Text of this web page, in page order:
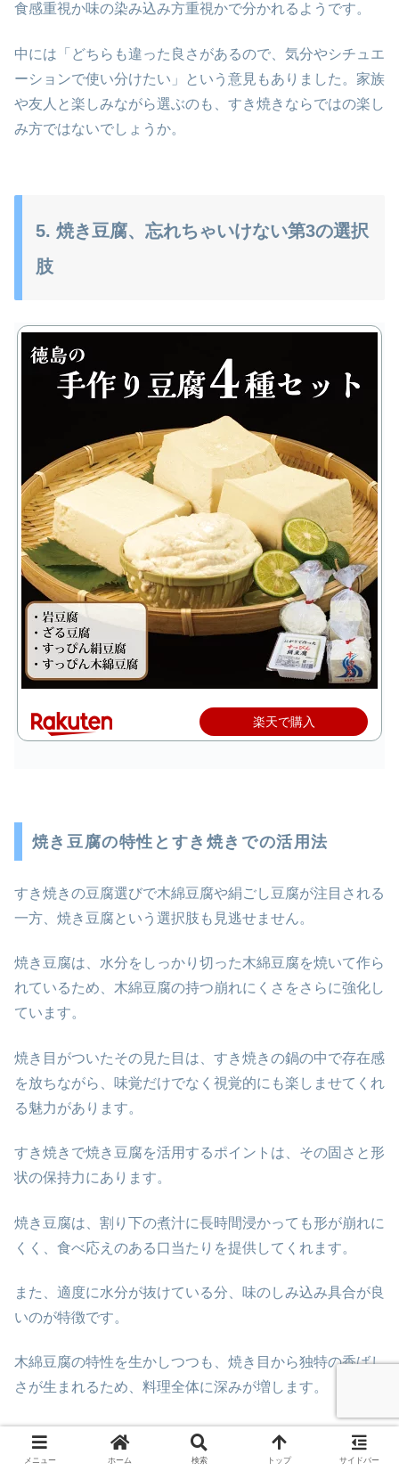
食感重視か味の染み込み方重視かで分かれるようです。
中には「どちらも違った良さがあるので、気分やシチュエ
ーションで使い分けたい」という意見もありました。家族
や友人と楽しみながら選ぶのも、すき焼きならではの楽し
み方ではないでしょうか。
5. 焼き豆腐、忘れちゃいけない第3の選択
肢
楽天で購入
焼き豆腐の特性とすき焼きでの活用法
すき焼きの豆腐選びで木綿豆腐や絹ごし豆腐が注目される
一方、焼き豆腐という選択肢も見逃せません。
焼き豆腐は、水分をしっかり切った木綿豆腐を焼いて作ら
れているため、木綿豆腐の持つ崩れにくさをさらに強化し
ています。
焼き目がついたその見た目は、すき焼きの鍋の中で存在感
を放ちながら、味覚だけでなく視覚的にも楽しませてくれ
る魅力があります。
すき焼きで焼き豆腐を活用するポイントは、その固さと形
状の保持力にあります。
焼き豆腐は、割り下の煮汁に長時間浸かっても形が崩れに
くく、食べ応えのある口当たりを提供してくれます。
また、適度に水分が抜けている分、味のしみ込み具合が良
いのが特徴です。
木綿豆腐の特性を生かしつつも、焼き目から独特の香ばし
さが生まれるため、料理全体に深みが増します。
メニュー ホーム 検索 トップ サイドバー